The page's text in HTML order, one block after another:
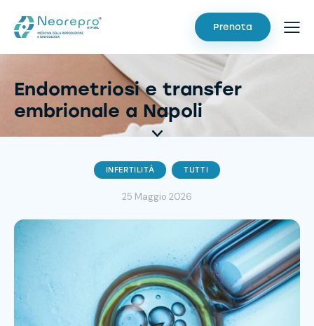
Prenota
Endometriosi e transfer
embrionale a Napoli
INFERTILITÀ TUTTI
25 Maggio 2026